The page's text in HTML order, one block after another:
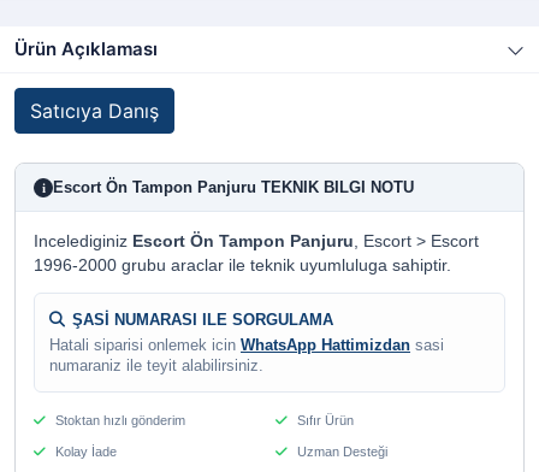
Ürün Açıklaması
Satıcıya Danış
i Escort Ön Tampon Panjuru TEKNIK BILGI NOTU
Incelediginiz Escort Ön Tampon Panjuru, Escort > Escort
1996-2000 grubu araclar ile teknik uyumluluga sahiptir.
ŞASİ NUMARASI ILE SORGULAMA
Hatali siparisi onlemek icin WhatsApp Hattimizdan sasi
numaraniz ile teyit alabilirsiniz.
Stoktan hızlı gönderim Sıfır Ürün
Kolay İade Uzman Desteği